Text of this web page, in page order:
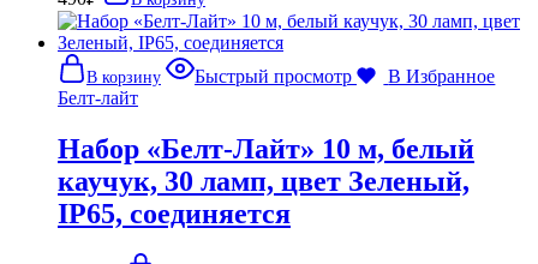
В корзину Быстрый просмотр
В Избранное
Белт-лайт
Набор «Белт-Лайт» 10 м, белый
каучук, 30 ламп, цвет Зеленый,
IP65, соединяется